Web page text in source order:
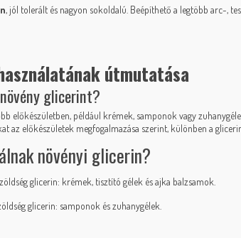
, jól tolerált és nagyon sokoldalú. Beépíthető a legtöbb arc-,
útmutatása
glicerint?
előkészületben, például krémek, samponok vagy
az előkészületek megfogalmazása szerint, különben a
növényi glicerin?
glicerin: krémek, tisztító gélek és ajka balzsamok.
glicerin: samponok és zuhanygélek.